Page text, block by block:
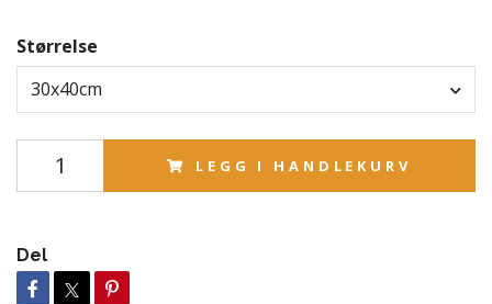
Størrelse
30x40cm
LEGG I HANDLEKURV
Del